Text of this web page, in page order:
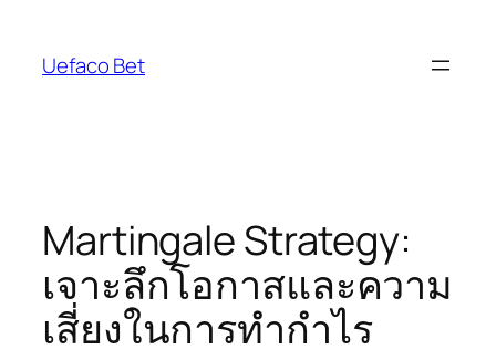
content
Uefaco Bet
Martingale Strategy:
เจาะลึกโอกาสและความ
เสี่ยงในการทำกำไร